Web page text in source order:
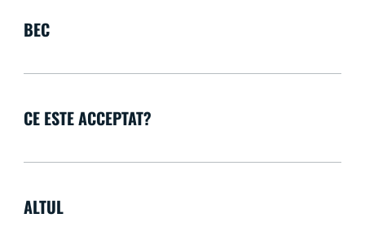
BEC
CE ESTE ACCEPTAT?
ALTUL